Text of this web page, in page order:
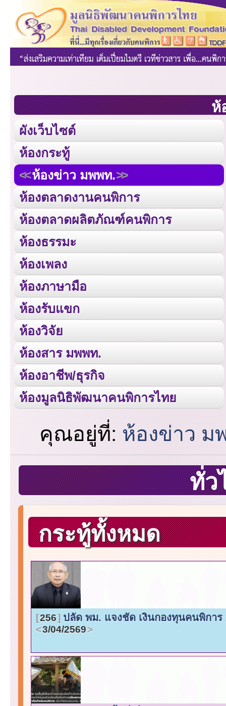
ห้
ผังเว็บไซต์
ห้องกระทู้
ห้องข่าว มพพท.
ห้องตลาดงานคนพิการ
ห้องตลาดผลิตภัณฑ์คนพิการ
ห้องธรรมะ
ห้องเพลง
ห้องภาษามือ
ห้องรับแขก
ห้องวิจัย
ห้องสาร มพพท.
ห้องอาชีพ/ธุรกิจ
ห้องมูลนิธิพัฒนาคนพิการไทย
คุณอยู่ที่: ห้องข่าว
ทั่ว
กระทู้ทั้งหมด
256 ปลัด พม. แจงชัด เงินกองทุนคนพิกา
3/04/2569